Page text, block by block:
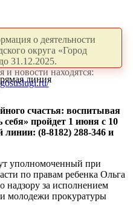
о деятельности
округа «Город
31.12.2025.
новости находятся:
линия
счастья: воспитывая
пройдет 1 июня с 10
(8-8182) 288-346 и
уполномоченный при
по правам ребенка Ольга
надзору за исполнением
молодежи прокуратуры